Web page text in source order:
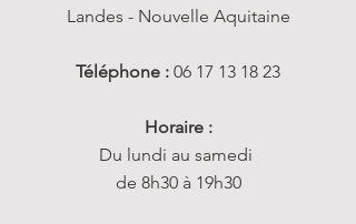
Landes - Nouvelle Aquitaine
Téléphone : 06 17 13 18 23
Horaire :
Du lundi au samedi
de 8h30 à 19h30